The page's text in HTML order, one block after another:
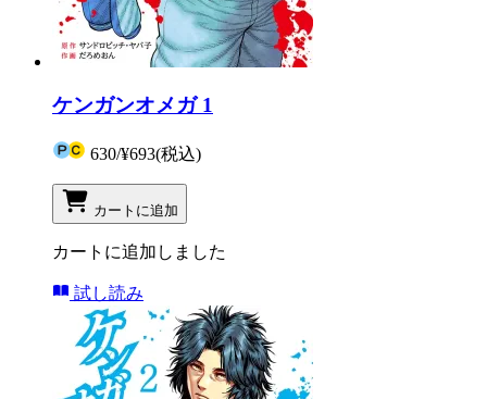
ケンガンオメガ 1
630/¥693(税込)
カートに追加
カートに追加しました
試し読み